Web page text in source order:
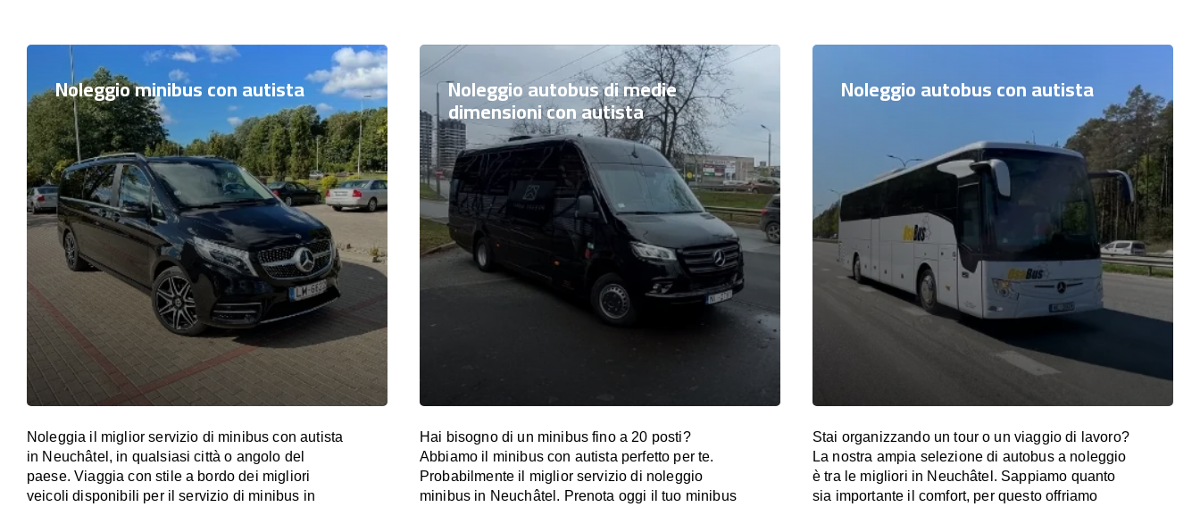
Noleggio minibus con autista
Noleggia il miglior servizio di minibus con autista
in Neuchâtel, in qualsiasi città o angolo del
paese. Viaggia con stile a bordo dei migliori
veicoli disponibili per il servizio di minibus in
Noleggio autobus di medie
dimensioni con autista
Hai bisogno di un minibus fino a 20 posti?
Abbiamo il minibus con autista perfetto per te.
Probabilmente il miglior servizio di noleggio
minibus in Neuchâtel. Prenota oggi il tuo minibus
Noleggio autobus con autista
Stai organizzando un tour o un viaggio di lavoro?
La nostra ampia selezione di autobus a noleggio
è tra le migliori in Neuchâtel. Sappiamo quanto
sia importante il comfort, per questo offriamo